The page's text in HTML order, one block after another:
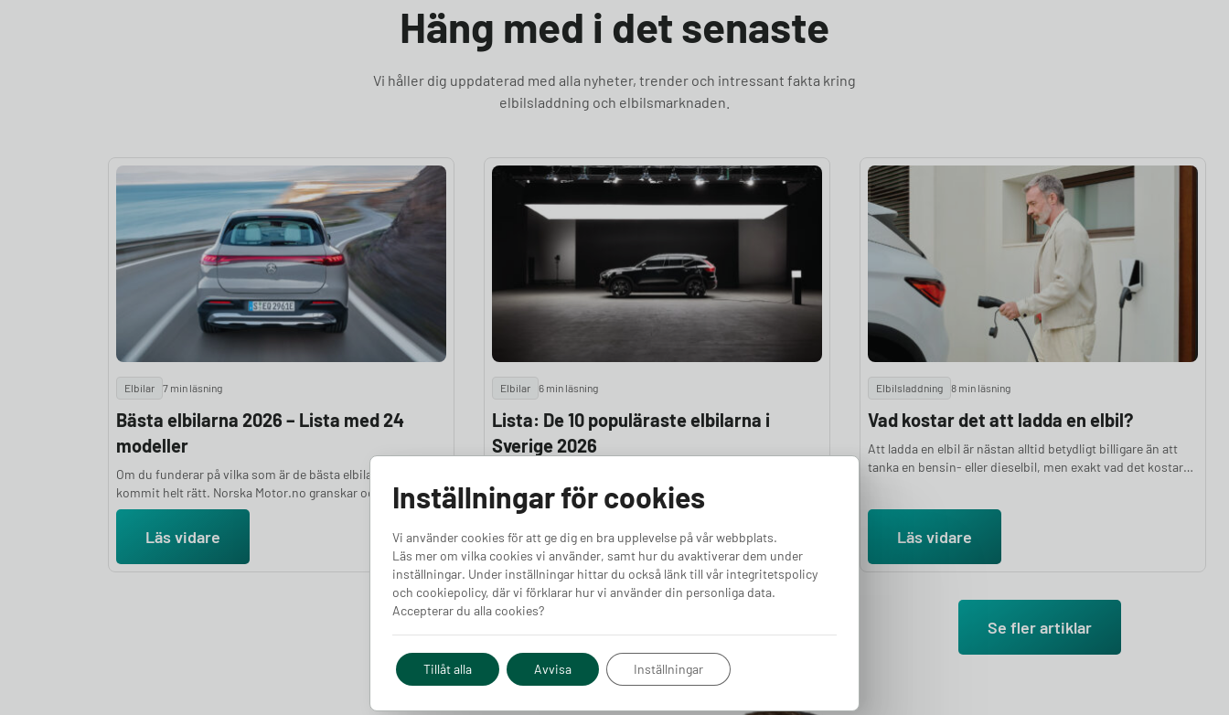
Häng med i det senaste
Vi håller dig uppdaterad med alla nyheter, trender och intressant fakta kring
elbilsladdning och elbilsmarknaden.
Elbilar 7 min läsning
Bästa elbilarna 2026 – Lista med 24
modeller
Om du funderar på vilka som är de bästa elbilarna har du
kommit helt rätt. Norska Motor.no granskar och testar ett
stort antal elbilar varje år för att ge dig en objektiv och
välgrundad ranking. Bedömningarna bygger på en hel rad
parametrar, bland annat prestanda, räckvidd, komfort,
lastutrymme och prisvärdhet, kombinerat med experternas
subjektiva intryck. I den här artikeln presenterar vi de 24
Läs vidare
Elbilar 6 min läsning
Lista: De 10 populäraste elbilarna i
Sverige 2026
halvåret 2026, med 6 275 nyregistreringar mellan januari
och juni. Det är klart fler än tvåan Tesla Model Y som
registrerats 4 862 gånger under samma period. Här är de
tio elbilsmodeller som flest svenskar valt hittills under
2026, med färska siffror från Mobility Sweden.
Läs vidare
Elbilsladdning 8 min läsning
Vad kostar det att ladda en elbil?
Att ladda en elbil är nästan alltid betydligt billigare än att
tanka en bensin- eller dieselbil, men exakt vad det kostar
medan samma laddning på en publik snabbladdare kan
kosta 250 till 500 kronor. I den här artikeln går vi igenom
vad det kostar att ladda en elbil hemma och publikt, vad
Läs vidare
Se fler artiklar
Inställningar för cookies
Vi använder cookies för att ge dig en bra upplevelse på vår webbplats.
Läs mer om vilka cookies vi använder, samt hur du avaktiverar dem under
inställningar. Under inställningar hittar du också länk till vår integritetspolicy
och cookiepolicy, där vi förklarar hur vi använder din personliga data.
Accepterar du alla cookies?
Tillåt alla Avvisa Inställningar